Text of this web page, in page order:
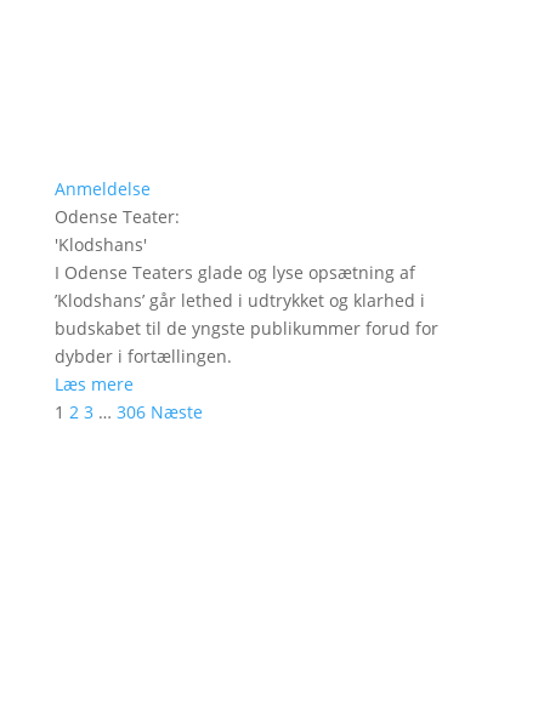
Anmeldelse
Odense Teater:
'Klodshans'
I Odense Teaters glade og lyse opsætning af
’Klodshans’ går lethed i udtrykket og klarhed i
budskabet til de yngste publikummer forud for
dybder i fortællingen.
Læs mere
1 2 3 … 306 Næste